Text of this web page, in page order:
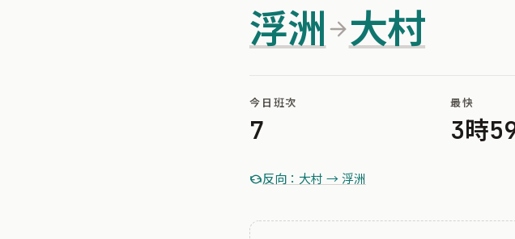
浮洲 大村
今日班次
7
最快
3時
反向：大村 → 浮洲